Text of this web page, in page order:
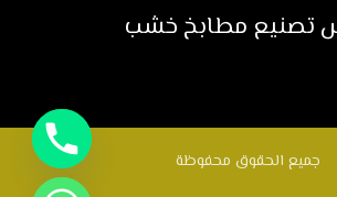
تصنيع مطابخ خشب
جميع الحقوق محفوظة